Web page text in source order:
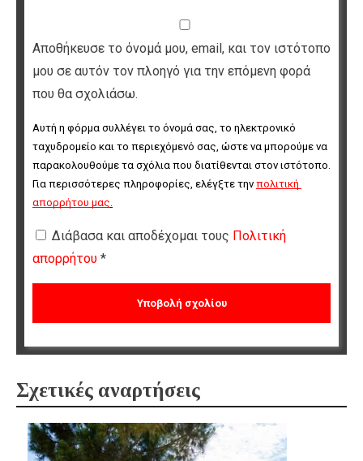
Αποθήκευσε το όνομά μου, email, και τον ιστότοπο
μου σε αυτόν τον πλοηγό για την επόμενη φορά
που θα σχολιάσω.
Αυτή η φόρμα συλλέγει το όνομά σας, το ηλεκτρονικό
ταχυδρομείο και το περιεχόμενό σας, ώστε να μπορούμε να
παρακολουθούμε τα σχόλια που διατίθενται στον ιστότοπο.
Για περισσότερες πληροφορίες, ελέγξτε την πολιτική
απορρήτου μας
Διάβασα και αποδέχομαι τους Πολιτική
απορρήτου *
Σχετικές αναρτήσεις